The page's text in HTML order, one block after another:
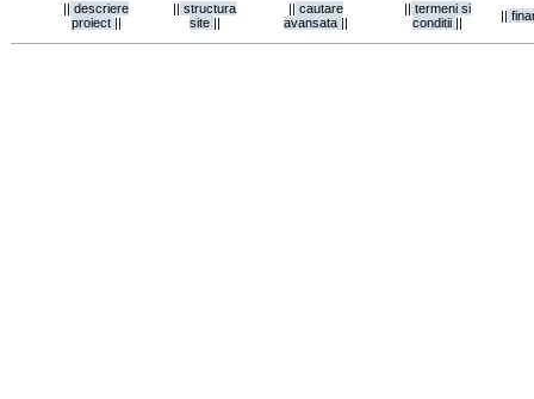
|| descriere
proiect ||
|| structura
site ||
|| cautare
avansata ||
|| termeni si
conditii || ||